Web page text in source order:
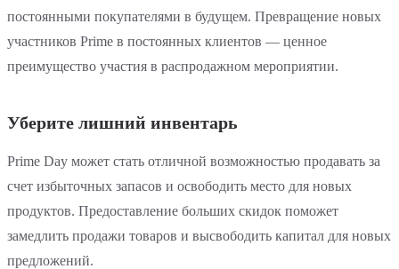
постоянными покупателями в будущем. Превращение новых
участников Prime в постоянных клиентов — ценное
преимущество участия в распродажном мероприятии.
Уберите лишний инвентарь
Prime Day может стать отличной возможностью продавать за
счет избыточных запасов и освободить место для новых
продуктов. Предоставление больших скидок поможет
замедлить продажи товаров и высвободить капитал для новых
предложений.